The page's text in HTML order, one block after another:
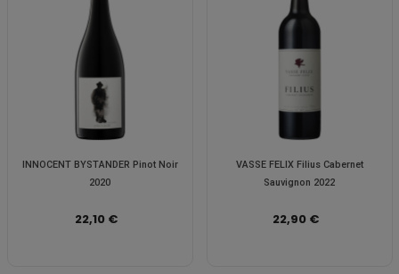
INNOCENT BYSTANDER Pinot Noir
2020
22,10 €
VASSE FELIX Filius Cabernet
Sauvignon 2022
22,90 €